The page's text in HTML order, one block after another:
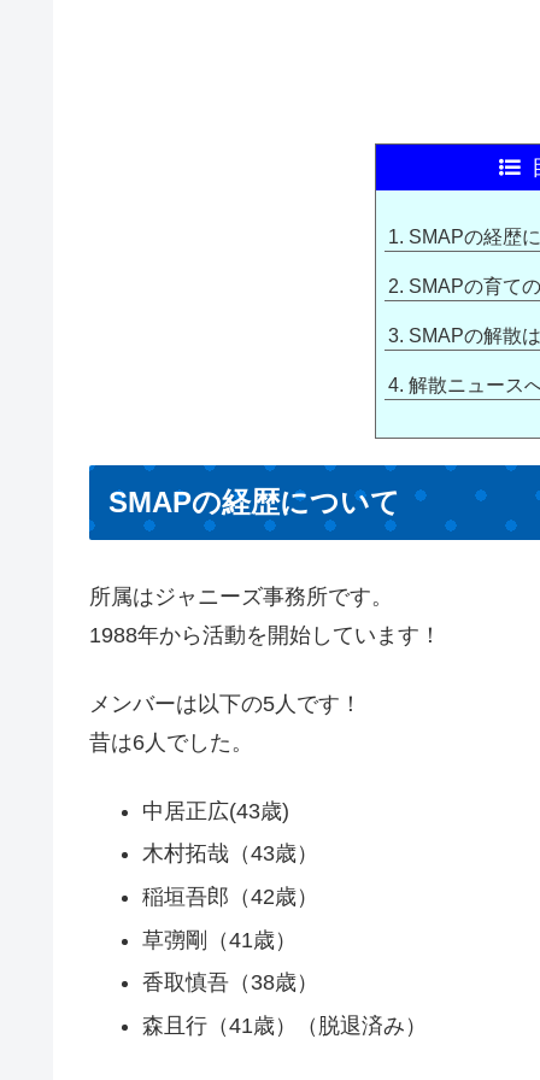
SMAPの経歴
SMAPの育て
SMAPの解散
解散ニュース
SMAPの経歴について
所属はジャニーズ事務所です。
1988年から活動を開始しています！
メンバーは以下の5人です！
昔は6人でした。
中居正広(43歳)
木村拓哉（43歳）
稲垣吾郎（42歳）
草彅剛（41歳）
香取慎吾（38歳）
森且行（41歳）（脱退済み）